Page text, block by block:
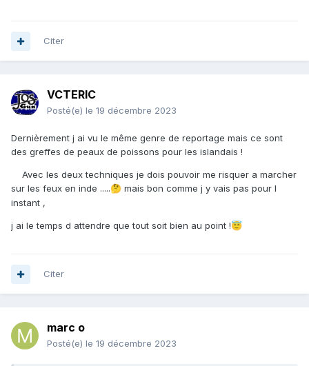
véritablevermicide!
Citer
VCTERIC
Posté(e) le 19 décembre 2023
Dernièrement j ai vu le même genre de reportage mais ce sont
des greffes de peaux de poissons pour les islandais !
Avec les deux techniques je dois pouvoir me risquer a marcher
sur les feux en inde .....🤔 mais bon comme j y vais pas pour l
instant ,
j ai le temps d attendre que tout soit bien au point !😇
Citer
marc o
Posté(e) le 19 décembre 2023